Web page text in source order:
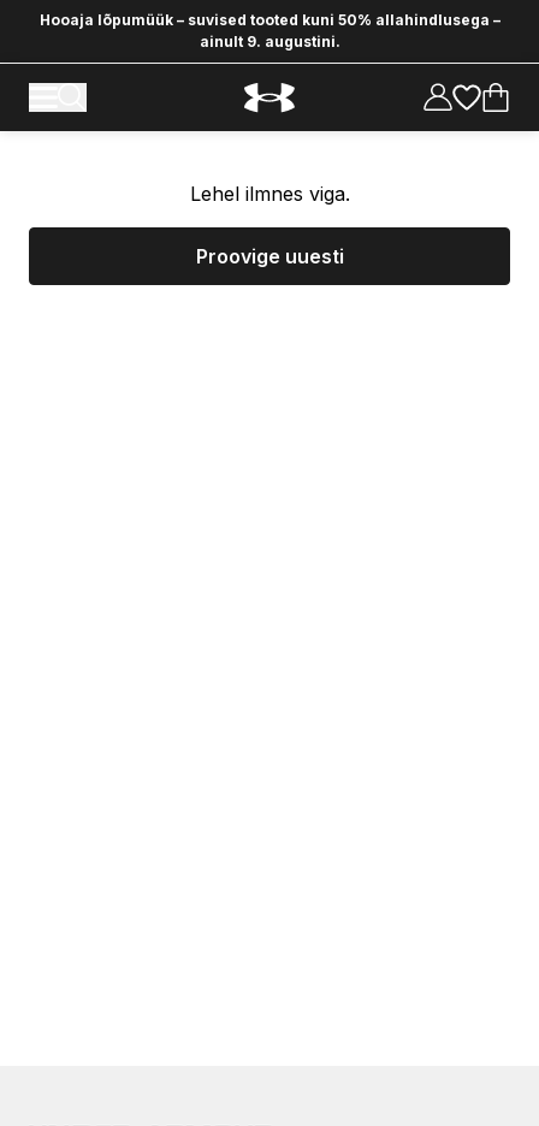
Hooaja lõpumüük – suvised tooted kuni 50% allahindlusega –
ainult 9. augustini.
Lehel ilmnes viga.
Proovige uuesti